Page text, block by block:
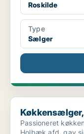
Roskilde
Type
Sælger
Køkkensælger, Holbæk
Passioneret